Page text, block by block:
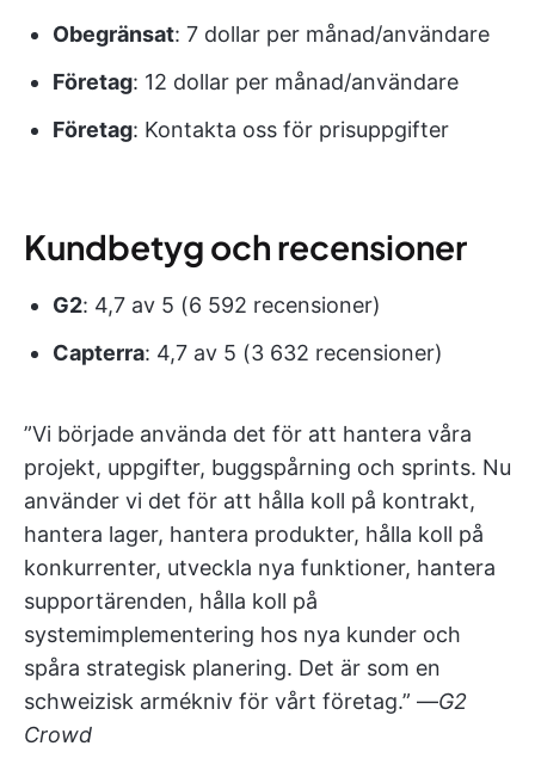
Obegränsat: 7 dollar per månad/användare
Företag: 12 dollar per månad/användare
Företag: Kontakta oss för prisuppgifter
Kundbetyg och recensioner
G2: 4,7 av 5 (6 592 recensioner)
Capterra: 4,7 av 5 (3 632 recensioner)
”Vi började använda det för att hantera våra
projekt, uppgifter, buggspårning och sprints. Nu
använder vi det för att hålla koll på kontrakt,
hantera lager, hantera produkter, hålla koll på
konkurrenter, utveckla nya funktioner, hantera
supportärenden, hålla koll på
systemimplementering hos nya kunder och
spåra strategisk planering. Det är som en
schweizisk armékniv för vårt företag.” —G2
Crowd